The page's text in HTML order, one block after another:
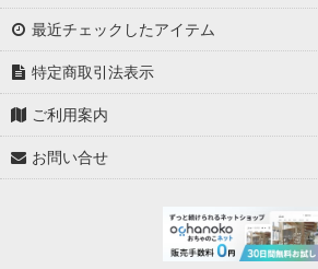
最近チェックしたアイテム
特定商取引法表示
ご利用案内
お問い合せ